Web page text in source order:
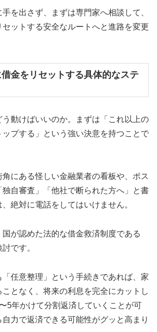
を出さず、まずは専門家へ相談して、
ットする安全なルートへと進路を変更
金をリセットする具体的なステ
う動けばいいのか。まずは「これ以上の
プする」という強い決意を持つことで
にある怪しい金融業者の看板や、ポス
独自審査」「他社で断られた方へ」と書
絶対に電話をしてはいけません。
が認めた法的な借金救済制度である
です。
任意整理」という手続きであれば、家
となく、将来の利息を完全にカットし
5年かけて分割返済していくことが可
力で返済できる可能性がグッと高まり